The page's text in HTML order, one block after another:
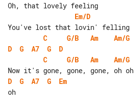
Em/D
C
G/B Am
Am/G
D
G A7 G
D
C
G/B Am
Am/G
D
G A7 G
Em
oh